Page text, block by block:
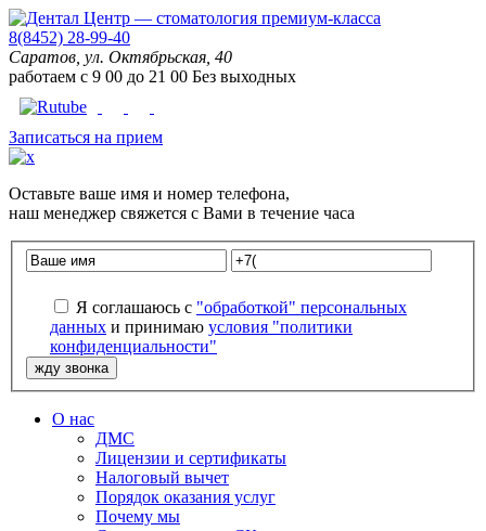
8(8452) 28-99-40
Саратов, ул. Октябрьская, 40
работаем с 9 00 до 21 00 Без выходных
Записаться на прием
Оставьте ваше имя и номер телефона,
наш менеджер свяжется с Вами в течение часа
Я соглашаюсь с "обработкой" персональных
данных и принимаю условия "политики
конфиденциальности"
О нас
ДМС
Лицензии и сертификаты
Налоговый вычет
Порядок оказания услуг
Почему мы